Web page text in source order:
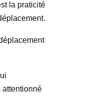
la praticité
attentionné